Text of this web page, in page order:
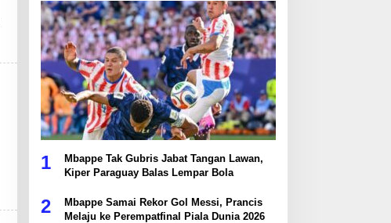
1
Mbappe Tak Gubris Jabat Tangan Lawan,
Kiper Paraguay Balas Lempar Bola
2
Mbappe Samai Rekor Gol Messi, Prancis
Melaju ke Perempatfinal Piala Dunia 2026